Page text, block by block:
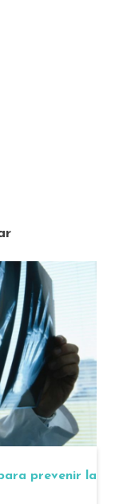
prevenir la